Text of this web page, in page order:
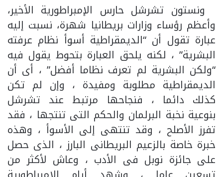
ونستون تشرشل حارس الإمبراطورية الأخير،
وأعظم رؤساء وزارات بريطانيا شهرة، نسبت إليه
عبارة تقول أن “الديمقراطية أسوأ نظام عرفته
البشرية” ، لكنه يلحق العبارة بتحوط يقول فيه
“ولكن البشرية لم تعرف نظاما أفضل” ، أى أن
الديمقراطية مطلوبة ومفيدة ، وإن لم تكن
كذلك دائما ، فنجاحها مرتبط عند تشرشل
بنوعية نخبة البرلمان والحكم التى تنتجها ، فقد
تفرز الأصلح ، وقد تنتهى إلى الأسوأ ، وهذه
خبرة خاصة بالزعيم البريطانى البارز ، الذى حصل
على جائزة نوبل فى الأدب ، وعاش لأكثر من